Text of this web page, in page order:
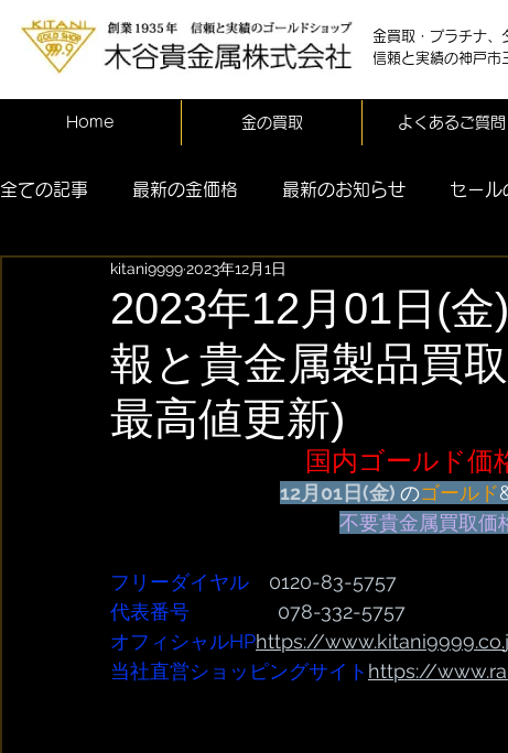
金買取・プラチナ、
信頼と実績の神戸市
Home 金の買取 よくあるご質問
全ての記事 最新の金価格 最新のお知らせ セール
2023年12月01日(
報と貴金属製品買
最高値更新)
kitani99992023年12月1日
国内ゴールド価
12月01日(金) のゴールド
不要貴金属買取価
フリーダイヤル 0120-83-5757
代表番号
              078-332-5757
オフィシャルHPhttps://www.kitani9999.co.
当社直営ショッピングサイト https://